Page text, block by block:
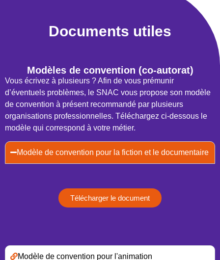
Documents utiles
Modèles de convention (co-autorat)
Vous écrivez à plusieurs ? Afin de vous prémunir
d’éventuels problèmes, le SNAC vous propose son modèle
de convention à présent recommandé par plusieurs
organisations professionnelles. Téléchargez ci-dessous le
modèle qui correspond à votre métier.
Modèle de convention pour la fiction et le documentaire
Télécharger le document
Modèle de convention pour l'animation